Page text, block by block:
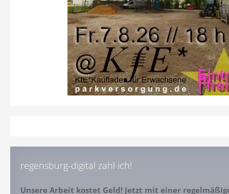
regensburg-digital zahl ich!
Unsere Arbeit kostet Geld! Jetzt mit einer